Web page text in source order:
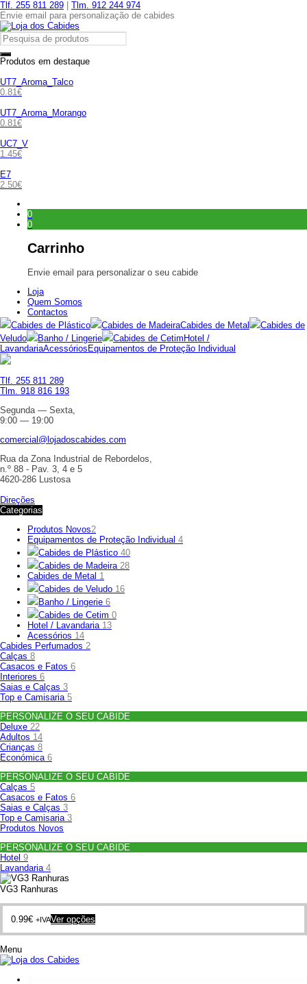
Tlf. 255 811 289
Tlm. 912 244 974
Envie email para personalização de cabides
Produtos em destaque
UT7_Aroma_Talco
0.81€
UT7_Aroma_Morango
0.81€
UC7_V
1.45€
E7
2.50€
0
0
Carrinho
Envie email para personalizar o seu cabide
Loja
Quem Somos
Contactos
Cabides de Plástico
Cabides de MadeiraCabides de Metal
Cabides de
Veludo
Banho / Lingerie Cabides de Cetim Hotel /
LavandariaAcessórios Equipamentos de Proteção Individual
Tlf. 255 811 289
Tlm. 918 816 193
Segunda — Sexta,
9:00 — 19:00
comercial@lojadoscabides.com
Rua da Zona Industrial de Rebordelos,
n.º 88 - Pav. 3, 4 e 5
4620-286 Lustosa
Direções
Categorias
Produtos Novos2
Equipamentos de Proteção Individual 4
Cabides de Plástico 40
Cabides de Madeira 28
Cabides de Metal 1
Cabides de Veludo 16
Banho / Lingerie 6
Cabides de Cetim 0
Hotel / Lavandaria 13
Acessórios 14
Cabides Perfumados 2
Calças 8
Casacos e Fatos 6
Interiores 6
Saias e Calças 3
Top e Camisaria 5
PERSONALIZE O SEU CABIDE
Deluxe 22
Adultos 14
Crianças 8
Económica 6
PERSONALIZE O SEU CABIDE
Calças 5
Casacos e Fatos 6
Saias e Calças 3
Top e Camisaria 3
Produtos Novos
PERSONALIZE O SEU CABIDE
Hotel 9
Lavandaria 4
VG3 Ranhuras
0.99€ +IVAVer opções
Menu